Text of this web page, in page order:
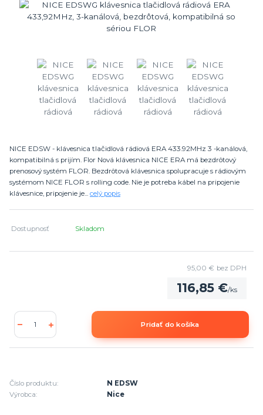
NICE EDSW - klávesnica tlačidlová rádiová ERA 433.92MHz 3 -kanálová,
kompatibilná s prijím. Flor Nová klávesnica NICE ERA má bezdrôtový
prenosový systém FLOR. Bezdrôtová klávesnica spolupracuje s rádiovým
systémom NICE FLOR s rolling code. Nie je potreba kábel na pripojenie
klávesnice, pripojenie je... celý popis
Dostupnosť Skladom
116,85 €/ks
95,00 € bez DPH
Pridať do košíka
Číslo produktu:
N EDSW
Výrobca:
Nice